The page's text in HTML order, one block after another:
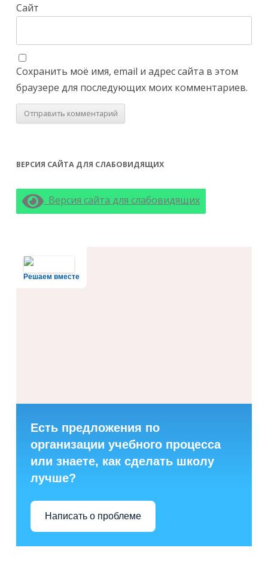
Сайт
Сохранить моё имя, email и адрес сайта в этом
браузере для последующих моих комментариев.
ВЕРСИЯ САЙТА ДЛЯ СЛАБОВИДЯЩИХ
Версия сайта для слабовидящих
Решаем вместе
Есть предложения по
организации учебного процесса
или знаете, как сделать школу
лучше?
Написать о проблеме